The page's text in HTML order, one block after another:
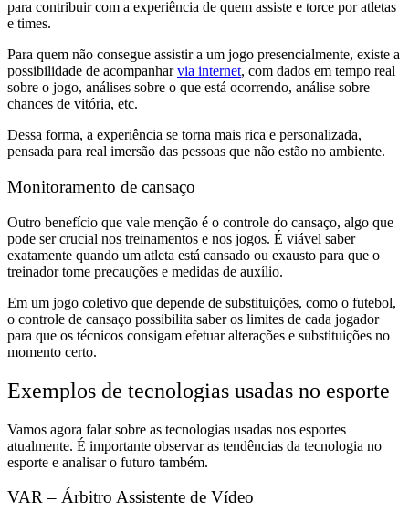
para contribuir com a experiência de quem assiste e torce por atletas
e times.
Para quem não consegue assistir a um jogo presencialmente, existe a
possibilidade de acompanharvia internet, com dados em tempo real
sobre o jogo, análises sobre o que está ocorrendo, análise sobre
chances de vitória, etc.
Dessa forma, a experiência se torna mais rica e personalizada,
pensada para real imersão das pessoas que não estão no ambiente.
Monitoramento de cansaço
Outro benefício que vale menção é o controle do cansaço, algo que
pode ser crucial nos treinamentos e nos jogos. É viável saber
exatamente quando um atleta está cansado ou exausto para que o
treinador tome precauções e medidas de auxílio.
Em um jogo coletivo que depende de substituições, como o futebol,
o controle de cansaço possibilita saber os limites de cada jogador
para que os técnicos consigam efetuar alterações e substituições no
momento certo.
Exemplos de tecnologias usadas no esporte
Vamos agora falar sobre as tecnologias usadas nos esportes
atualmente. É importante observar as tendências da tecnologia no
esporte e analisar o futuro também.
VAR – Árbitro Assistente de Vídeo